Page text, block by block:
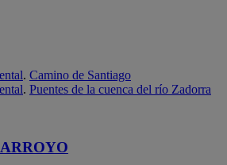
. Camino de Santiago
. Puentes de la cuenca del río Zadorra